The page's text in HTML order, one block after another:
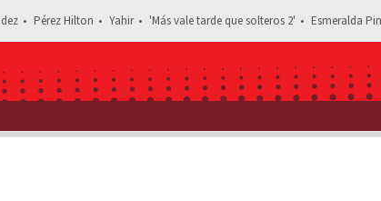
Pérez Hilton Yahir 'Más vale tarde que solteros 2' Esmeralda
Estás leyendo: Livia